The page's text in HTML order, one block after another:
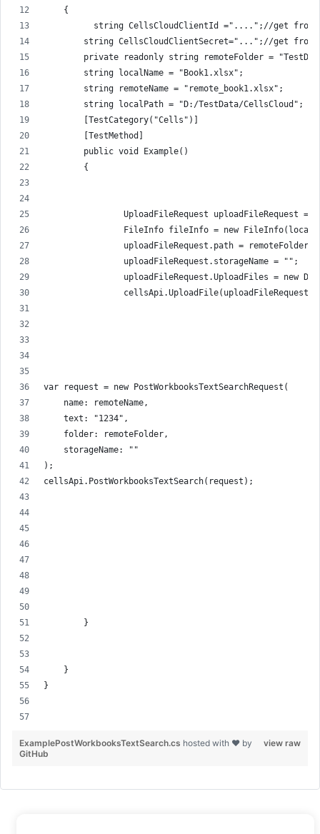
    {
string CellsCloudClientId ="....";//get
string CellsCloudClientSecret="...";//get
private readonly string remoteFolder =
        string localName = "Book1.xlsx";
        string remoteName = "remote_book1.xlsx";
        string localPath = "D:/TestData/CellsCloud";
        [TestCategory("Cells")]
        [TestMethod]
        public void Example()
        {
UploadFileRequest uploadFileRequest =
FileInfo fileInfo = new
uploadFileRequest.path = remoteFolder
                uploadFileRequest.storageName = "";
uploadFileRequest.UploadFiles = new
                cellsApi.UploadFile(uploadFileRequest);
var request = new PostWorkbooksTextSearchRequest(
    name: remoteName,
    text: "1234",
    folder: remoteFolder,
    storageName: ""
);
cellsApi.PostWorkbooksTextSearch(request);
        }
    }
}
view raw
ExamplePostWorkbooksTextSearch.cs hosted with ❤ by
GitHub